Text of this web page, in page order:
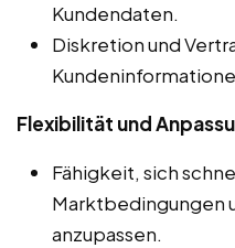
Kundendaten.
Diskretion und
Flexibilität und
Fähigkeit, sich
Marktbedingungen
anzupassen.